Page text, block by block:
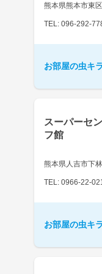
熊本県熊本市東
TEL: 096-292-
お部屋の虫キ
スーパーセ
フ館
熊本県人吉市下
TEL: 0966-22-
お部屋の虫キ